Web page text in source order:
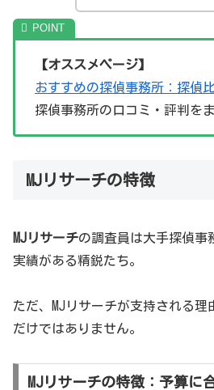
【オススメページ】
おすすめの探偵事務所：探偵
探偵事務所の口コミ・評判を
MJリサーチの特徴
MJリサーチの調査員は大手探偵事
実績がある精鋭たち。
ただ、MJリサーチが支持される理
だけではありません。
MJリサーチの特徴：予算に